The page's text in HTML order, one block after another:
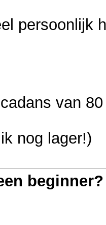
persoonlijk
van
nog lager!)